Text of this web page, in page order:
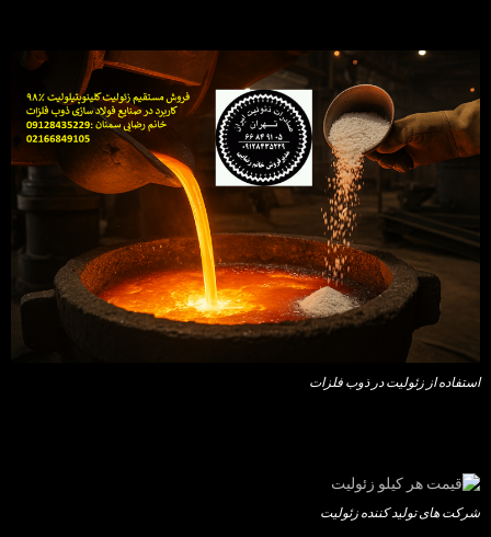
استفاده از زئولیت در ذوب فلزات
شرکت های تولید کننده زئولیت